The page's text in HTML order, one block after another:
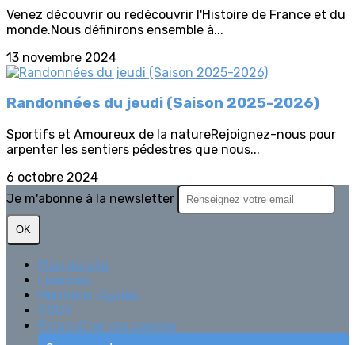
Venez découvrir ou redécouvrir l'Histoire de France et du
monde.Nous définirons ensemble à...
13 novembre 2024
Randonnées du jeudi (Saison 2025-2026)
Sportifs et Amoureux de la natureRejoignez-nous pour
arpenter les sentiers pédestres que nous...
6 octobre 2024
Je m'abonne à la newsletter
OK
Plan du site
Licences
Mentions légales
CGUV
Paramétrer vos cookies